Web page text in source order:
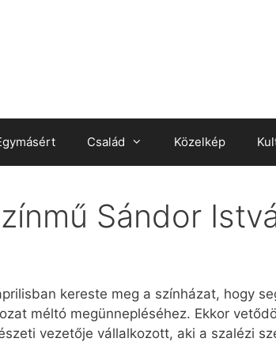
Család Közelkép
Sándor
kereste meg a színházat, hogy
méltó megünnepléséhez. Ekkor
vezetője vállalkozott, aki a szalézi